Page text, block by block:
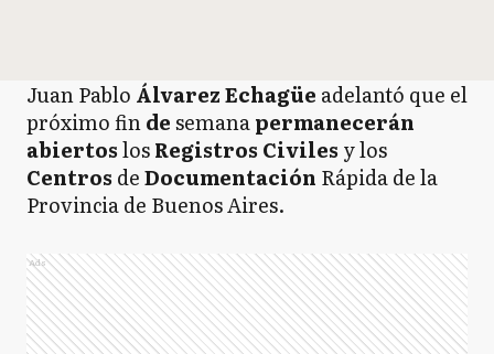
Juan Pablo Álvarez Echagüe adelantó que el
próximo findesemanapermanecerán
abiertoslosRegistros Civiles y los
Centros deDocumentación Rápida de la
Provincia de Buenos Aires.
Ads